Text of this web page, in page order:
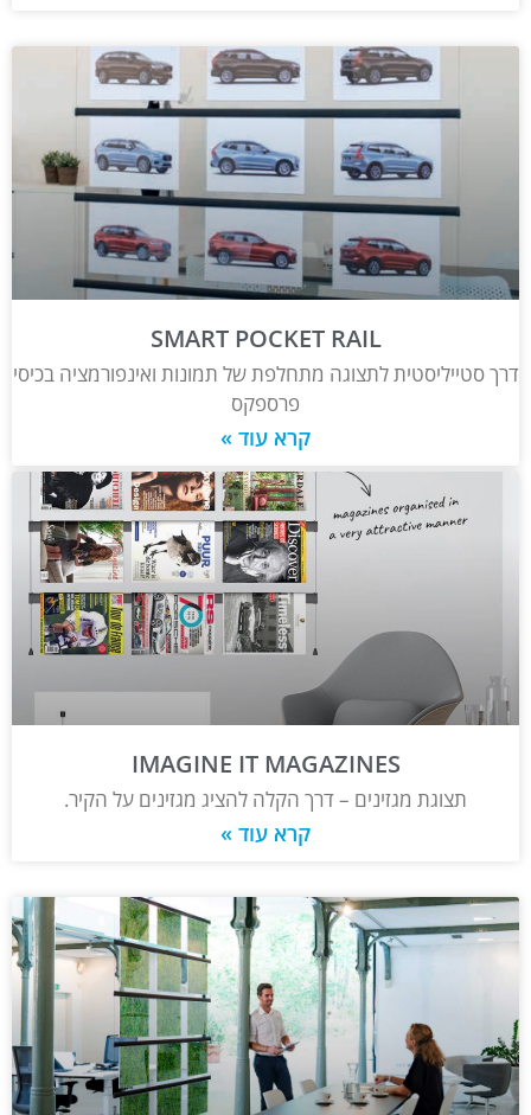
SMART POCKET RAIL
דרך סטייליסטית לתצוגה מתחלפת של תמונות ואינפורמציה בכיסי
פרספקס
קרא עוד »
IMAGINE IT MAGAZINES
תצוגת מגזינים – דרך הקלה להציג מגזינים על הקיר.
קרא עוד »